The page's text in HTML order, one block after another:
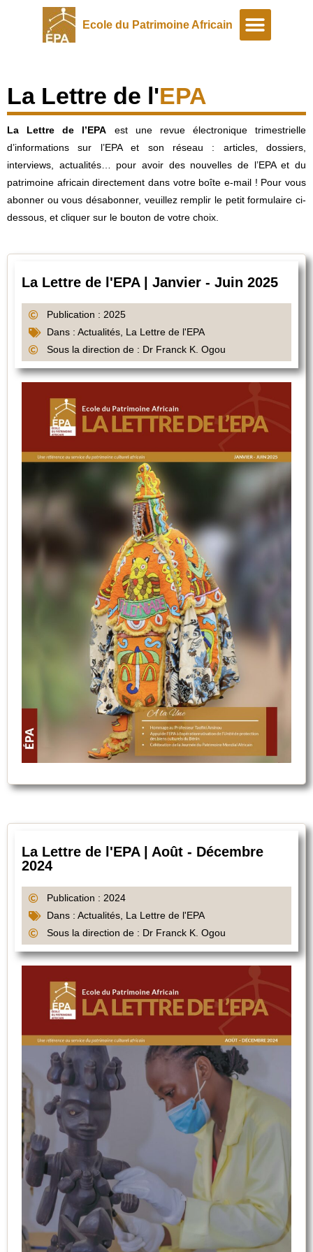
Ecole du Patrimoine Africain
La Lettre de l'EPA
La Lettre de l’EPA est une revue électronique trimestrielle
d’informations sur l’EPA et son réseau : articles, dossiers,
interviews, actualités… pour avoir des nouvelles de l’EPA et du
patrimoine africain directement dans votre boîte e-mail ! Pour vous
abonner ou vous désabonner, veuillez remplir le petit formulaire ci-
dessous, et cliquer sur le bouton de votre choix.
La Lettre de l'EPA | Janvier - Juin 2025
Publication : 2025
Dans : Actualités La Lettre de l'EPA
Sous la direction de : Dr Franck K. Ogou
La Lettre de l'EPA | Août - Décembre
2024
Publication : 2024
Dans : Actualités La Lettre de l'EPA
Sous la direction de : Dr Franck K. Ogou